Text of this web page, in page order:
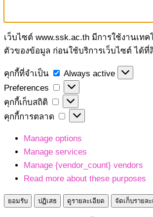
เว็บไซต์ www.ssk.ac.th มีการใช้งานเ
ตัวของข้อมูล ก่อนใช้บริการเว็บไซต์ ได้ที่
คุกกี้ที่จำเป็น
คุกกี้
ที่
จำเป็น
Always active
Preferences
Preferences
คุกกี้เก็บสถิติ
คุกกี้
เก็บ
คุกกี้การตลาด
คุกกี้
ตลาด
Manage options
Manage services
Manage {vendor_count} vendors
Read more about these purposes
ยอมรับ ปฏิเสธ ดูรายละเอียด จัดเก็บรายล